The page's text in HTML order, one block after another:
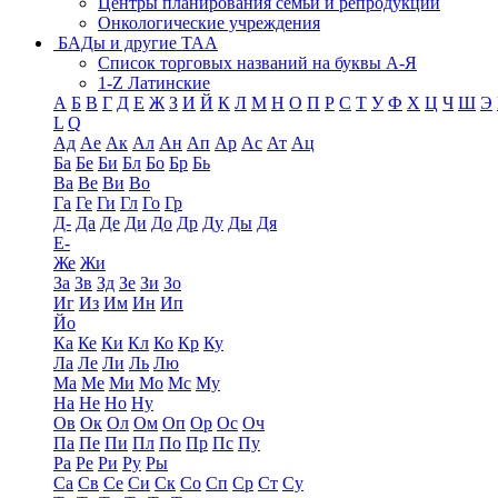
Онкологические учреждения
БАДы и другие ТАА
Список торговых названий на буквы А-Я
1-Z Латинские
А Б В Г Д Е Ж З И Й К Л М Н О П Р С Т У Ф Х Ц Ч Ш Э
L Q
Ад Ае Ак Ал Ан Ап Ар Ас Ат Ац
Ба Бе Би Бл Бо Бр Бь
Ва Ве Ви Во
Га Ге Ги Гл Го Гр
Д- Да Де Ди До Др Ду Ды Дя
Е-
Же Жи
За Зв Зд Зе Зи Зо
Иг Из Им Ин Ип
Йо
Ка Ке Ки Кл Ко Кр Ку
Ла Ле Ли Ль Лю
Ма Ме Ми Мо Мс Му
На Не Но Ну
Ов Ок Ол Ом Оп Ор Ос Оч
Па Пе Пи Пл По Пр Пс Пу
Ра Ре Ри Ру Ры
Са Св Се Си Ск Со Сп Ср Ст Су